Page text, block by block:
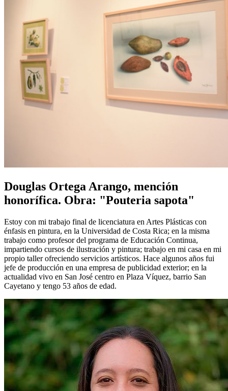
Douglas Ortega Arango, mención
honorífica. Obra: "Pouteria sapota"
Estoy con mi trabajo final de licenciatura en Artes Plásticas con
énfasis en pintura, en la Universidad de Costa Rica; en la misma
trabajo como profesor del programa de Educación Continua,
impartiendo cursos de ilustración y pintura; trabajo en mi casa en mi
propio taller ofreciendo servicios artísticos. Hace algunos años fui
jefe de producción en una empresa de publicidad exterior; en la
actualidad vivo en San José centro en Plaza Víquez, barrio San
Cayetano y tengo 53 años de edad.